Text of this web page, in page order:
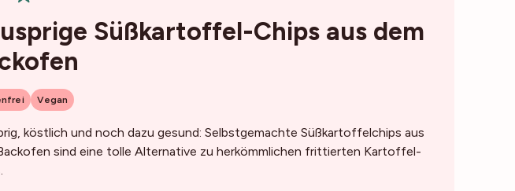
Süßkartoffel-Chips aus dem
Vegan
köstlich und noch dazu gesund: Selbstgemachte Süßkartoffelchips aus
sind eine tolle Alternative zu herkömmlichen frittierten Kartoffel-